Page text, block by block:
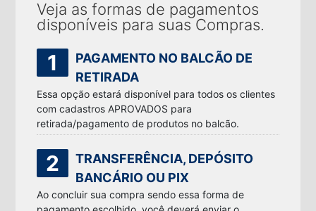
Veja as formas de pagamentos
disponíveis para suas Compras.
1
PAGAMENTO NO BALCÃO DE
RETIRADA
Essa opção estará disponível para todos os clientes
com cadastros APROVADOS para
retirada/pagamento de produtos no balcão.
2
TRANSFERÊNCIA, DEPÓSITO
BANCÁRIO OU PIX
Ao concluir sua compra sendo essa forma de